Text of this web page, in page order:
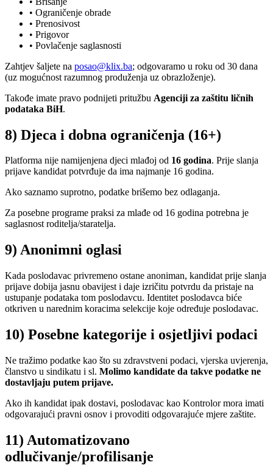
• Ograničenje obrade
• Prenosivost
• Prigovor
• Povlačenje saglasnosti
Zahtjev šaljete na posao@klix.ba; odgovaramo u roku od 30 dana
(uz mogućnost razumnog produženja uz obrazloženje).
Takođe imate pravo podnijeti pritužbu Agenciji za zaštitu ličnih
podataka BiH.
8) Djeca i dobna ograničenja (16+)
Platforma nije namijenjena djeci mlađoj od 16 godina. Prije slanja
prijave kandidat potvrđuje da ima najmanje 16 godina.
Ako saznamo suprotno, podatke brišemo bez odlaganja.
Za posebne programe praksi za mlađe od 16 godina potrebna je
saglasnost roditelja/staratelja.
9) Anonimni oglasi
Kada poslodavac privremeno ostane anoniman, kandidat prije slanja
prijave dobija jasnu obavijest i daje izričitu potvrdu da pristaje na
ustupanje podataka tom poslodavcu. Identitet poslodavca biće
otkriven u narednim koracima selekcije koje određuje poslodavac.
10) Posebne kategorije i osjetljivi podaci
Ne tražimo podatke kao što su zdravstveni podaci, vjerska uvjerenja,
članstvo u sindikatu i sl. Molimo kandidate da takve podatke ne
dostavljaju putem prijave.
Ako ih kandidat ipak dostavi, poslodavac kao Kontrolor mora imati
odgovarajući pravni osnov i provoditi odgovarajuće mjere zaštite.
11) Automatizovano
odlučivanje/profilisanje